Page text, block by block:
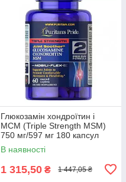
Глюкозамін хондроїтин і
МСМ (Triple Strength MSM)
750 мг/597 мг 180 капсул
PTP-17896
В наявності
1 315,50 ₴ 1 447,05 ₴